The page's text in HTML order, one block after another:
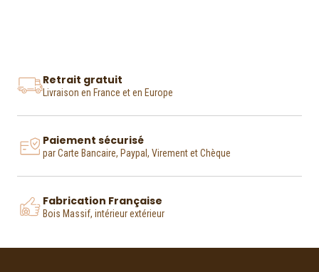
Retrait gratuit
Livraison en France et en Europe
Paiement sécurisé
par Carte Bancaire, Paypal, Virement et Chèque
Fabrication Française
Bois Massif, intérieur extérieur